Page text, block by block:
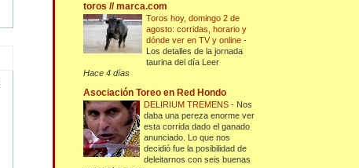
toros // marca.com
Toros hoy, domingo 2 de
agosto: corridas, horario y
dónde ver en TV y online-
Los detalles de la jornada
taurina del día Leer
Hace 4 días
Asociación Toreo en Red Hondo
DELIRIUM TREMENS- Nos
daba una pereza enorme ver
esta corrida dado el ganado
anunciado. Lo que nos
decidió fue la posibilidad de
deleitarnos con seis buenas